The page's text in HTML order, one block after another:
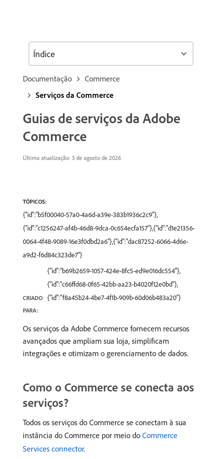
Documentação
Commerce
Serviços da Commerce
Guias de serviços da Adobe
Commerce
Última atualização: 3 de agosto de 2026
TÓPICOS:
{"id":"b5f00040-57a0-4a6d-a39e-383b1936c2c9"},
{"id":"c1256247-af4b-46d8-9dca-0c654ecfa157"},{"id":"d1e21356-
0064-4f48-9089-16e3f0dbd2a6"},{"id":"dac87252-6066-4d6e-
a9d2-f6d84c323de7"}
CRIADO
PARA:
{"id":"b69b2659-1057-424e-8fc5-ed9e016dc554"},
{"id":"c66ffd68-0f65-42bb-aa23-b4020f12e0bd"},
{"id":"f8a45b24-4be7-4f1b-909b-60d06b483a20"}
Os serviços da Adobe Commerce fornecem recursos
avançados que ampliam sua loja, simplificam
integrações e otimizam o gerenciamento de dados.
Como o Commerce se conecta aos
serviços?
Todos os serviços do Commerce se conectam à sua
instância do Commerce por meio do Commerce
Services connector.
Índice